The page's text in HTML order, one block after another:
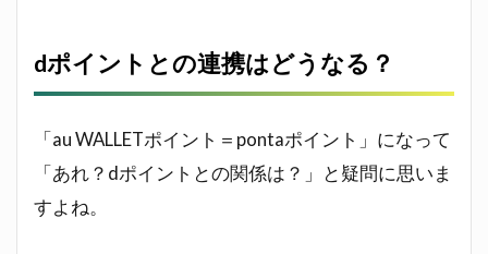
dポイントとの連携はどうなる？
「au WALLETポイント＝pontaポイント」になって
「あれ？dポイントとの関係は？」と疑問に思いま
すよね。